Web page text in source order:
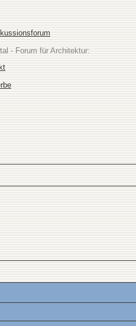
- Forum für Architektur: